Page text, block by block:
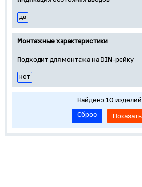
да
Монтажные характеристики
Подходит для монтажа на DIN-рейку
нет
Найдено 10 изделий
Сброс
Показать